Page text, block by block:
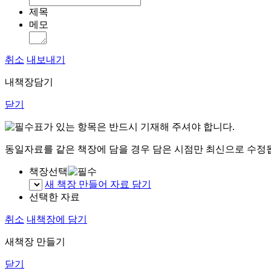
제목
메모
취소 내보내기
내책장담기
닫기
표가 있는 항목은 반드시 기재해 주셔야 합니다.
동일자료를 같은 책장에 담을 경우 담은 시점만 최신으로 수정
책장선택
새 책장 만들어 자료 담기
선택한 자료
취소 내책장에 담기
새책장 만들기
닫기